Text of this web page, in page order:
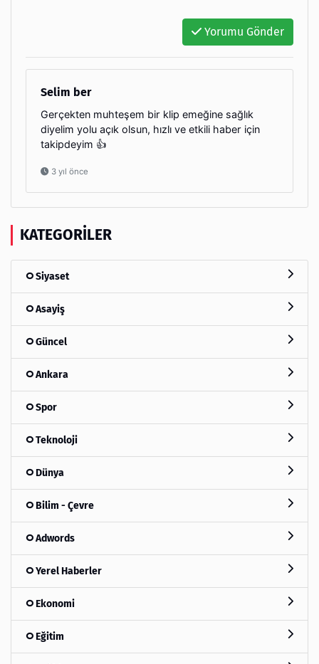
Yorumu Gönder
Selim ber
Gerçekten muhteşem bir klip emeğine sağlık
diyelim yolu açık olsun, hızlı ve etkili haber için
takipdeyim 👍
3 yıl önce
KATEGORILER
Siyaset
Asayiş
Güncel
Ankara
Spor
Teknoloji
Dünya
Bilim - Çevre
Adwords
Yerel Haberler
Ekonomi
Eğitim